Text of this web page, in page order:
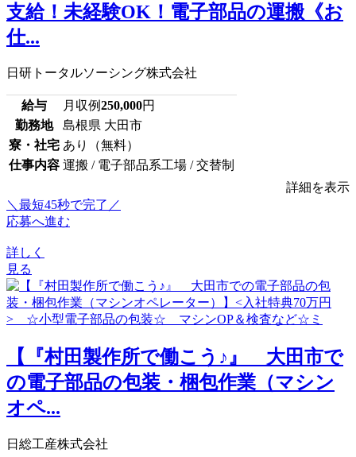
支給！未経験OK！電子部品の運搬《お
仕...
日研トータルソーシング株式会社
給与 月収例250,000円
勤務地
島根県 大田市
寮・社宅 あり（無料）
仕事内容 運搬 / 電子部品系工場 / 交替制
詳細を表示
＼最短45秒で完了／
応募へ進む
詳しく
見る
【『村田製作所で働こう♪』 大田市で
の電子部品の包装・梱包作業（マシン
オペ...
日総工産株式会社